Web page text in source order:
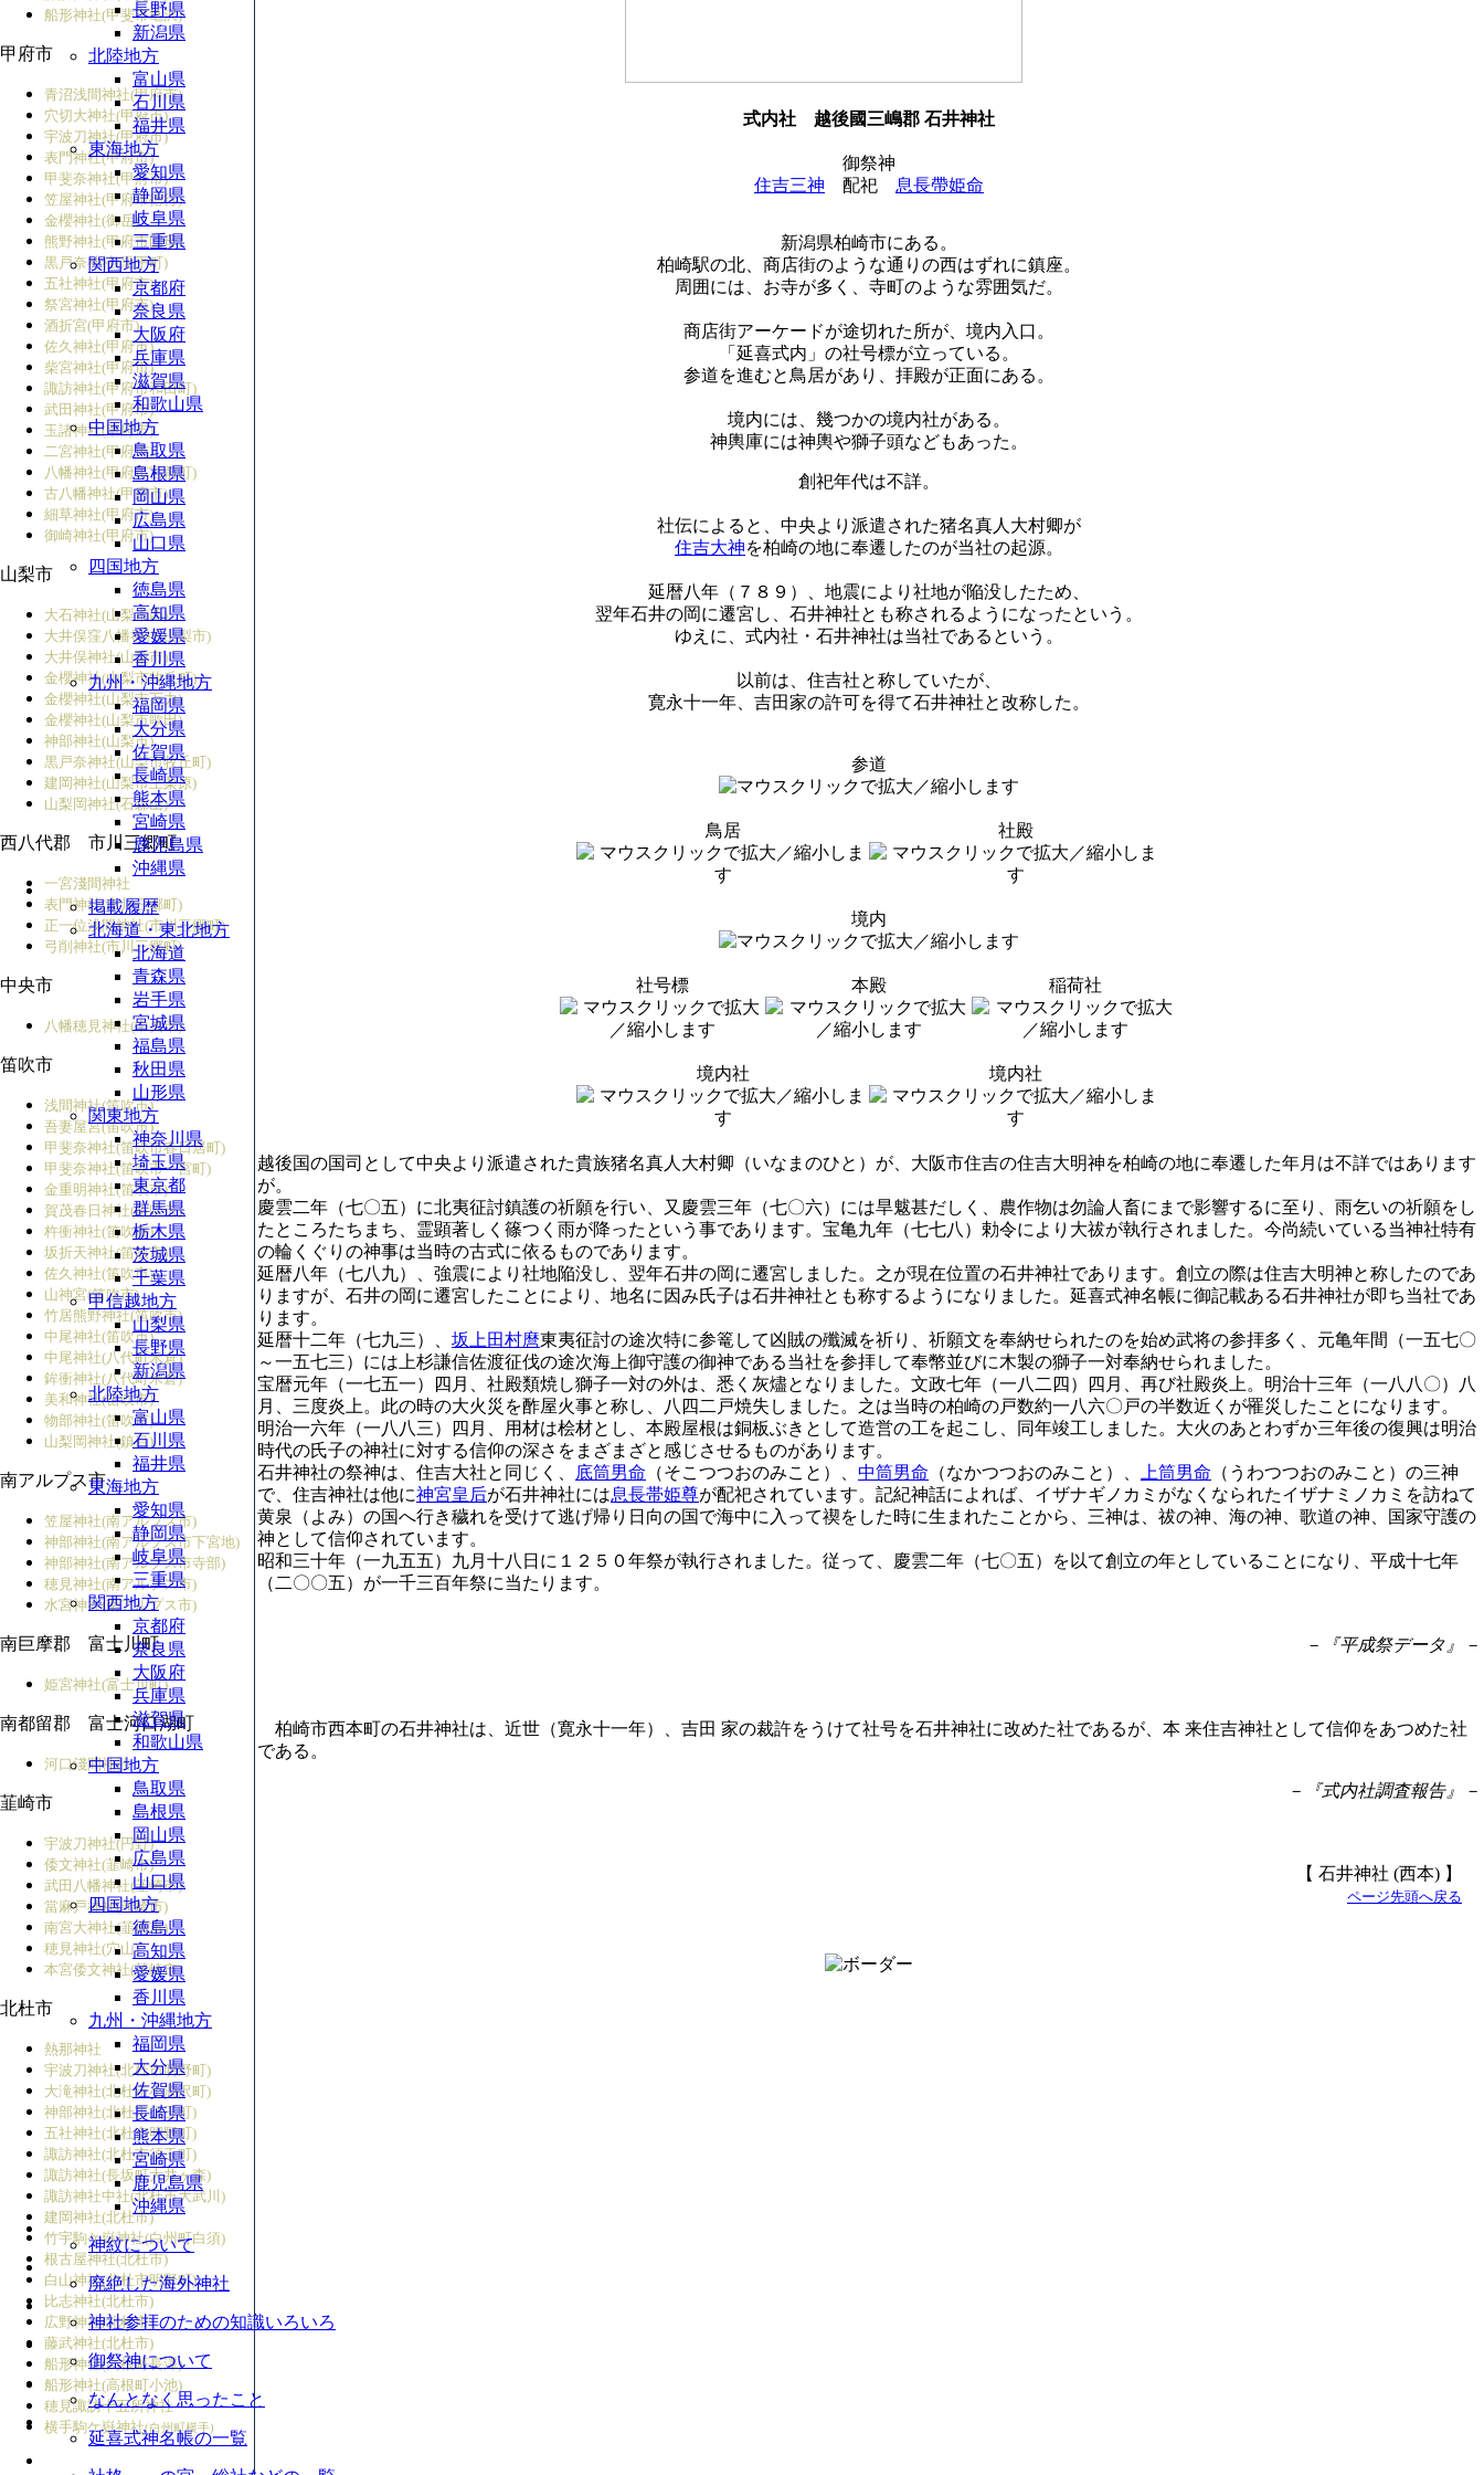
式内社 越後國三嶋郡 石井神社
御祭神
住吉三神 配祀 息長帶姫命
新潟県柏崎市にある。
柏崎駅の北、商店街のような通りの西はずれに鎮座。
周囲には、お寺が多く、寺町のような雰囲気だ。
商店街アーケードが途切れた所が、境内入口。
「延喜式内」の社号標が立っている。
参道を進むと鳥居があり、拝殿が正面にある。
境内には、幾つかの境内社がある。
神輿庫には神輿や獅子頭などもあった。
創祀年代は不詳。
社伝によると、中央より派遣された猪名真人大村卿が
住吉大神を柏崎の地に奉遷したのが当社の起源。
延暦八年（７８９）、地震により社地が陥没したため、
翌年石井の岡に遷宮し、石井神社とも称されるようになったという。
ゆえに、式内社・石井神社は当社であるという。
以前は、住吉社と称していたが、
寛永十一年、吉田家の許可を得て石井神社と改称した。
参道
鳥居 社殿
境内
社号標 本殿 稲荷社
境内社 境内社
越後国の国司として中央より派遣された貴族猪名真人大村卿（いなまのひと）が、大阪市住吉の住吉大明神を柏崎の地に奉遷した年月は不詳ではあります
が。
慶雲二年（七〇五）に北夷征討鎮護の祈願を行い、又慶雲三年（七〇六）には旱魃甚だしく、農作物は勿論人畜にまで影響するに至り、雨乞いの祈願をし
たところたちまち、霊顕著しく篠つく雨が降ったという事であります。宝亀九年（七七八）勅令により大祓が執行されました。今尚続いている当神社特有
の輪くぐりの神事は当時の古式に依るものであります。
延暦八年（七八九）、強震により社地陥没し、翌年石井の岡に遷宮しました。之が現在位置の石井神社であります。創立の際は住吉大明神と称したのであ
りますが、石井の岡に遷宮したことにより、地名に因み氏子は石井神社とも称するようになりました。延喜式神名帳に御記載ある石井神社が即ち当社であ
ります。
延暦十二年（七九三）、 坂上田村麿東夷征討の途次特に参篭して凶賊の殲滅を祈り、祈願文を奉納せられたのを始め武将の参拝多く、元亀年間（一五七〇
～一五七三）には上杉謙信佐渡征伐の途次海上御守護の御神である当社を参拝して奉幣並びに木製の獅子一対奉納せられました。
宝暦元年（一七五一）四月、社殿類焼し獅子一対の外は、悉く灰燼となりました。文政七年（一八二四）四月、再び社殿炎上。明治十三年（一八八〇）八
月、三度炎上。此の時の大火災を酢屋火事と称し、八四二戸焼失しました。之は当時の柏崎の戸数約一八六〇戸の半数近くが罹災したことになります。
明治一六年（一八八三）四月、用材は桧材とし、本殿屋根は銅板ぶきとして造営の工を起こし、同年竣工しました。大火のあとわずか三年後の復興は明治
時代の氏子の神社に対する信仰の深さをまざまざと感じさせるものがあります。
石井神社の祭神は、住吉大社と同じく、
底筒男命 （そこつつおのみこと）、 中筒男命 （なかつつおのみこと）、 上筒男命 （うわつつおのみこと）の三神
で、住吉神社は他に神宮皇后が石井神社には息長帯姫尊が配祀されています。記紀神話によれば、イザナギノカミがなくなられたイザナミノカミを訪ねて
黄泉（よみ）の国へ行き穢れを受けて逃げ帰り日向の国で海中に入って禊をした時に生まれたことから、三神は、祓の神、海の神、歌道の神、国家守護の
神として信仰されています。
昭和三十年（一九五五）九月十八日に１２５０年祭が執行されました。従って、慶雲二年（七〇五）を以て創立の年としていることになり、平成十七年
（二〇〇五）が一千三百年祭に当たります。
－『平成祭データ』－
柏崎市西本町の石井神社は、近世（寛永十一年）、吉田 家の裁許をうけて社号を石井神社に改めた社であるが、本 来住吉神社として信仰をあつめた社
である。
－『式内社調査報告』－
【 石井神社 (西本) 】
ページ先頭へ戻る
船形神社(甲斐市亀沢)
甲府市
青沼浅間神社(甲府市)
穴切大神社(甲府市)
宇波刀神社(甲府市)
表門神社(甲府市)
甲斐奈神社(甲府市)
笠屋神社(甲府市徳行)
金櫻神社(御岳)
熊野神社(甲府市国母)
黒戸奈神社(黒平町)
五社神社(甲府市)
祭宮神社(甲府市)
酒折宮(甲府市)
佐久神社(甲府市)
柴宮神社(甲府市)
諏訪神社(甲府市和田町)
武田神社(甲府市)
玉諸神社(甲府市)
二宮神社(甲府市)
八幡神社(甲府市宮前町)
古八幡神社(甲府市)
細草神社(甲府市)
御崎神社(甲府市)
山梨市
大石神社(山梨市西)
大井俣窪八幡神社(山梨市)
大井俣神社(山梨市)
金櫻神社(山梨市牧丘町)
金櫻神社(山梨市万力)
金櫻神社(山梨市歌田)
神部神社(山梨市)
黒戸奈神社(山梨市牧丘町)
建岡神社(山梨市上栗原)
山梨岡神社(石森山)
西八代郡 市川三郷町
一宮淺間神社
表門神社(市川三郷町)
正一位浅間神社(市川三郷町)
弓削神社(市川三郷町)
中央市
八幡穂見神社(中央市)
笛吹市
浅間神社(笛吹市)
吾妻屋宮(笛吹市)
甲斐奈神社(笛吹市春日居町)
甲斐奈神社(笛吹市一宮町)
金重明神社(笛吹市)
賀茂春日神社(笛吹市)
杵衝神社(笛吹市)
坂折天神社(笛吹市)
佐久神社(笛吹市)
山神宮(笛吹市)
竹居熊野神社(笛吹市)
中尾神社(笛吹市)
中尾神社(八代町米倉)
鉾衝神社(八代町米倉)
美和神社(笛吹市)
物部神社(笛吹市)
山梨岡神社(鎮目)
南アルプス市
笠屋神社(南アルプス市)
神部神社(南アルプス市下宮地)
神部神社(南アルプス市寺部)
穂見神社(南アルプス市)
水宮神社(南アルプス市)
南巨摩郡 富士川町
姫宮神社(富士川町)
南都留郡 富士河口湖町
河口淺間神社
韮崎市
宇波刀神社(円野)
倭文神社(韮崎市)
武田八幡神社(韮崎市)
當麻戸神社(韮崎市)
南宮大神社(韮崎市)
穂見神社(穴山)
本宮倭文神社(韮崎市)
北杜市
熱那神社
宇波刀神社(北杜市明野町)
大滝神社(北杜市小淵沢町)
神部神社(北杜市須玉町)
五社神社(北杜市明野町)
諏訪神社(北杜市須玉町)
諏訪神社(長坂町大井ヶ森)
諏訪神社中社(北杜市大武川)
建岡神社(北杜市)
竹宇駒ケ嶽神社(白州町白須)
根古屋神社(北杜市)
白山神社(北杜市明野町)
比志神社(北杜市)
広野神社(北杜市)
藤武神社(北杜市)
船形神社(高根町長澤)
船形神社(高根町小池)
穂見諏訪十五所神社
横手駒ケ嶽神社(白州町横手)
長野県
新潟県
北陸地方
富山県
石川県
福井県
東海地方
愛知県
静岡県
岐阜県
三重県
関西地方
京都府
奈良県
大阪府
兵庫県
滋賀県
和歌山県
中国地方
鳥取県
島根県
岡山県
広島県
山口県
四国地方
徳島県
高知県
愛媛県
香川県
九州・沖縄地方
福岡県
大分県
佐賀県
長崎県
熊本県
宮崎県
鹿児島県
沖縄県
掲載履歴
北海道・東北地方
北海道
青森県
岩手県
宮城県
福島県
秋田県
山形県
関東地方
神奈川県
埼玉県
東京都
群馬県
栃木県
茨城県
千葉県
甲信越地方
山梨県
長野県
新潟県
北陸地方
富山県
石川県
福井県
東海地方
愛知県
静岡県
岐阜県
三重県
関西地方
京都府
奈良県
大阪府
兵庫県
滋賀県
和歌山県
中国地方
鳥取県
島根県
岡山県
広島県
山口県
四国地方
徳島県
高知県
愛媛県
香川県
九州・沖縄地方
福岡県
大分県
佐賀県
長崎県
熊本県
宮崎県
鹿児島県
沖縄県
神紋について
廃絶した海外神社
神社参拝のための知識いろいろ
御祭神について
なんとなく思ったこと
延喜式神名帳の一覧